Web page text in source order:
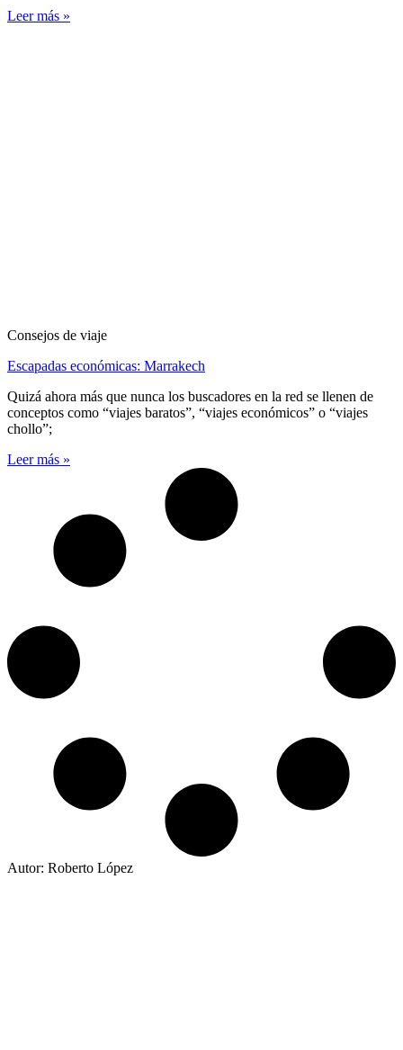
Leer más »
Consejos de viaje
Escapadas económicas: Marrakech
Quizá ahora más que nunca los buscadores en la red se llenen de
conceptos como “viajes baratos”, “viajes económicos” o “viajes
chollo”;
Leer más »
Autor: Roberto López